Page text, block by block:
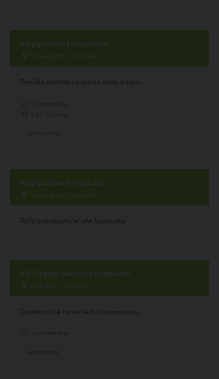
Alppipuiston koirapuisto
Viipurinkatu 31, Helsinki
Pienille koirille nykyään oma aitaus.
Alppipuiston koirapuisto
Viipurinkatu 31, Helsinki
Tällä palvelulla ei ole kuvausta.
Alli Tryggin puiston koirapuisto
Kaikukuja 7, Helsinki
Opaskoirille tarkoitettu koirapuisto.